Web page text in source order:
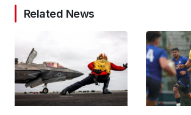
Related News